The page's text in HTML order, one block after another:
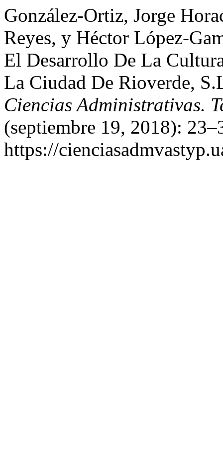
González-Ortiz, Jorge
Reyes, y Héctor López-
El Desarrollo De La
La Ciudad De Rioverde,
Ciencias Administrativas.
(septiembre 19, 2018):
https://